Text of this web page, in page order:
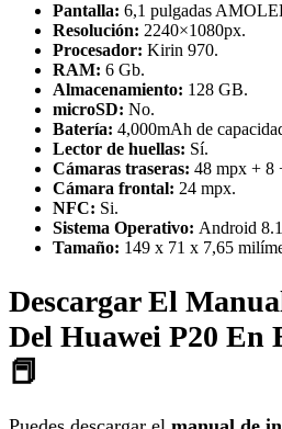
Pantalla: 6,1 pulgadas
Resolución: 2240×1080px.
Procesador: Kirin 970.
RAM: 6 Gb.
Almacenamiento: 128 GB.
microSD: No.
Batería: 4,000mAh de
Lector de huellas: Sí.
Cámaras traseras: 48 mpx + 8
Cámara frontal: 24 mpx.
NFC: Si.
Sistema Operativo: Android
Tamaño: 149 x 71 x 7,65
Descargar El
Del Huawei P20 En
📕